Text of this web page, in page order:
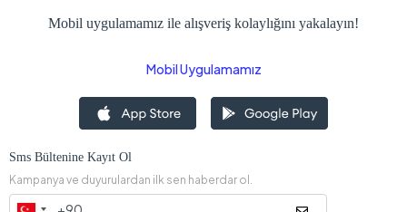
Mobil uygulamamız ile alışveriş kolaylığını yakalayın!
Mobil Uygulamamız
Sms Bültenine Kayıt Ol
Kampanya ve duyurulardan ilk sen haberdar ol.